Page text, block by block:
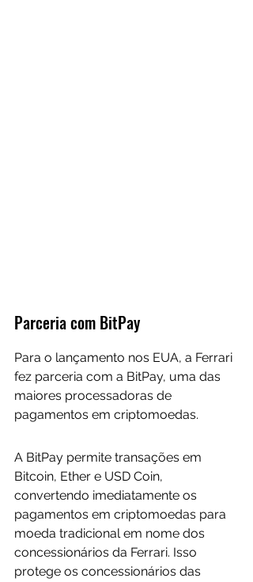
Parceria com BitPay
Para o lançamento nos EUA, a Ferrari
fez parceria com a BitPay, uma das
maiores processadoras de
pagamentos em criptomoedas.
A BitPay permite transações em
Bitcoin, Ether e USD Coin,
convertendo imediatamente os
pagamentos em criptomoedas para
moeda tradicional em nome dos
concessionários da Ferrari. Isso
protege os concessionários das